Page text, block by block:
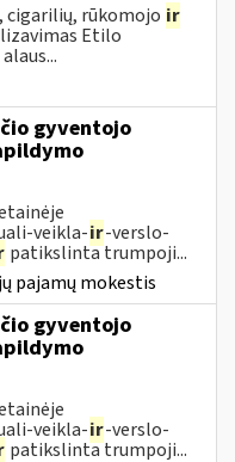
cigarilių, rūkomojo ir
Etilo
alaus...
gyventojo
veikla-ir-verslo-
patikslinta trumpoji...
pajamų mokestis
gyventojo
veikla-ir-verslo-
patikslinta trumpoji...